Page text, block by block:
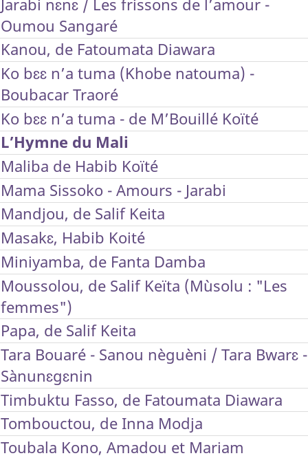
Jarabi nɛnɛ / Les frissons de l’amour -
Oumou Sangaré
Kanou, de Fatoumata Diawara
Ko bɛɛ n’a tuma (Khobe natouma) -
Boubacar Traoré
Ko bɛɛ n’a tuma - de M’Bouillé Koïté
L’Hymne du Mali
Maliba de Habib Koïté
Mama Sissoko - Amours - Jarabi
Mandjou, de Salif Keita
Masakɛ, Habib Koité
Miniyamba, de Fanta Damba
Moussolou, de Salif Keïta (Mùsolu : "Les
femmes")
Papa, de Salif Keita
Tara Bouaré - Sanou nèguèni / Tara Bwarɛ -
Sànunɛgɛnin
Timbuktu Fasso, de Fatoumata Diawara
Tombouctou, de Inna Modja
Toubala Kono, Amadou et Mariam